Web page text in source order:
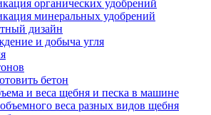
органических удобрений
минеральных удобрений
дизайн
и добыча угля
бетон
и веса щебня и песка в машине
веса разных видов щебня